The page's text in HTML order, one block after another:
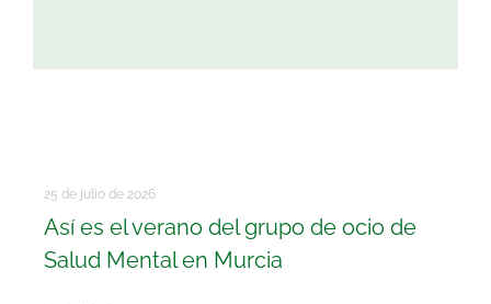
25 de julio de 2026
Así es el verano del grupo de ocio de
Salud Mental en Murcia